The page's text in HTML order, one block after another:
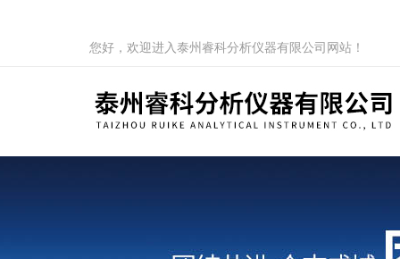
您好，欢迎进入泰州睿科分析仪器有限公司网站！